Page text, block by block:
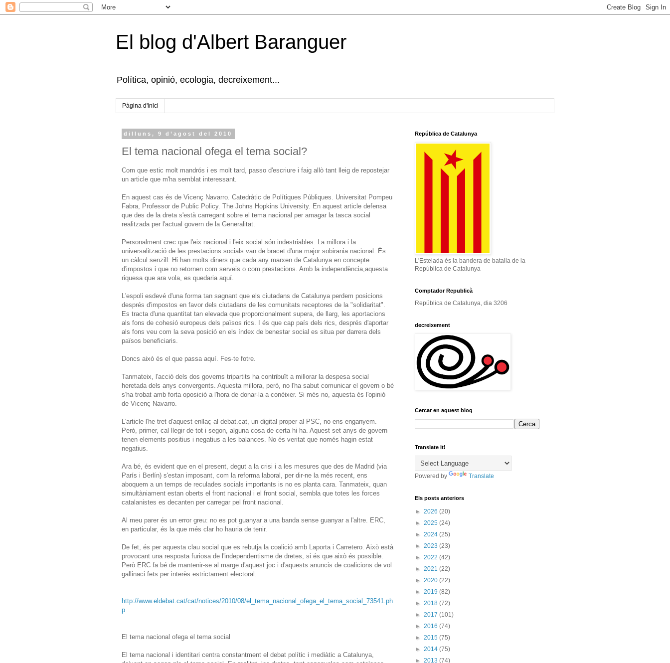
El blog d'Albert Baranguer
Política, opinió, ecologia, decreixement...
Pàgina d'inici
dilluns, 9 d’agost del 2010
El tema nacional ofega el tema social?
Com que estic molt mandrós i es molt tard, passo d'escriure i faig allò tant lleig de repostejar
un article que m'ha semblat interessant.
En aquest cas és de Vicenç Navarro. Catedràtic de Polítiques Públiques. Universitat Pompeu
Fabra, Professor de Public Policy. The Johns Hopkins University. En aquest article defensa
que des de la dreta s'està carregant sobre el tema nacional per amagar la tasca social
realitzada per l'actual govern de la Generalitat.
Personalment crec que l'eix nacional i l'eix social són indestriables. La millora i la
universalització de les prestacions socials van de bracet d'una major sobirania nacional. És
un càlcul senzill: Hi han molts diners que cada any marxen de Catalunya en concepte
d'impostos i que no retornen com serveis o com prestacions. Amb la independència,aquesta
riquesa que ara vola, es quedaria aquí.
L'espoli esdevé d'una forma tan sagnant que els ciutadans de Catalunya perdem posicions
després d'impostos en favor dels ciutadans de les comunitats receptores de la "solidaritat".
Es tracta d'una quantitat tan elevada que proporcionalment supera, de llarg, les aportacions
als fons de cohesió europeus dels països rics. I és que cap país dels rics, després d'aportar
als fons veu com la seva posició en els índex de benestar social es situa per darrera dels
països beneficiaris.
Doncs això és el que passa aquí. Fes-te fotre.
Tanmateix, l'acció dels dos governs tripartits ha contribuït a millorar la despesa social
heretada dels anys convergents. Aquesta millora, però, no l'ha sabut comunicar el govern o bé
s'ha trobat amb forta oposició a l'hora de donar-la a conèixer. Si més no, aquesta és l'opinió
de Vicenç Navarro.
L'article l'he tret d'aquest enllaç al debat.cat, un digital proper al PSC, no ens enganyem.
Però, primer, cal llegir de tot i segon, alguna cosa de certa hi ha. Aquest set anys de govern
tenen elements positius i negatius a les balances. No és veritat que només hagin estat
negatius.
Ara bé, és evident que en el present, degut a la crisi i a les mesures que des de Madrid (via
París i Berlín) s'estan imposant, com la reforma laboral, per dir-ne la més recent, ens
aboquem a un temps de reculades socials importants is no es planta cara. Tanmateix, quan
simultàniament estan oberts el front nacional i el front social, sembla que totes les forces
catalanistes es decanten per carregar pel front nacional.
Al meu parer és un error greu: no es pot guanyar a una banda sense guanyar a l'altre. ERC,
en particular, és la que més clar ho hauria de tenir.
De fet, és per aquesta clau social que es rebutja la coalició amb Laporta i Carretero. Això està
provocant una resposta furiosa de l'independentisme de dretes, si és que això és possible.
Però ERC fa bé de mantenir-se al marge d'aquest joc i d'aquests anuncis de coalicions de vol
gallinaci fets per interès estrictament electoral.
http://www.eldebat.cat/cat/notices/2010/08/el_tema_nacional_ofega_el_tema_social_73541.ph
p
El tema nacional ofega el tema social
El tema nacional i identitari centra constantment el debat polític i mediàtic a Catalunya,
República de Catalunya
L'Estelada és la bandera de batalla de la
República de Catalunya
Comptador Republicà
República de Catalunya, dia 3206
decreixement
Cercar en aquest blog
Translate it!
Powered by Translate
Els posts anteriors
► 2026 (20)
► 2025 (24)
► 2024 (25)
► 2023 (23)
► 2022 (42)
► 2021 (22)
► 2020 (22)
► 2019 (82)
► 2018 (72)
► 2017 (101)
► 2016 (74)
► 2015 (75)
► 2014 (75)
► 2013 (74)